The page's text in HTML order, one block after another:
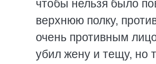
чтобы нельзя было
верхнюю полку,
очень противным
убил жену и тещу, но